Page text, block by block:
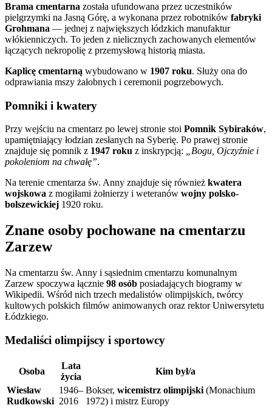
Brama cmentarna została ufundowana przez uczestników
pielgrzymki na Jasną Górę, a wykonana przez robotników fabryki
Grohmana — jednej z największych łódzkich manufaktur
włókienniczych. To jeden z nielicznych zachowanych elementów
łączących nekropolię z przemysłową historią miasta.
Kaplicę cmentarną wybudowano w 1907 roku. Służy ona do
odprawiania mszy żałobnych i ceremonii pogrzebowych.
Pomniki i kwatery
Przy wejściu na cmentarz po lewej stronie stoi Pomnik Sybiraków,
upamiętniający łodzian zesłanych na Syberię. Po prawej stronie
znajduje się pomnik z 1947 roku z inskrypcją:
„Bogu, Ojczyźnie i
pokoleniom na chwałę”.
Na terenie cmentarza św. Anny znajduje się również kwatera
wojskowa z mogiłami żołnierzy i weteranów wojny polsko-
bolszewickiej 1920 roku.
Znane osoby pochowane na cmentarzu
Zarzew
Na cmentarzu św. Anny i sąsiednim cmentarzu komunalnym
Zarzew spoczywa łącznie 98 osób posiadających biogramy w
Wikipedii. Wśród nich trzech medalistów olimpijskich, twórcy
kultowych polskich filmów animowanych oraz rektor Uniwersytetu
Łódzkiego.
Medaliści olimpijscy i sportowcy
Osoba
Lata
życia
Kim był/a
Wiesław
Rudkowski
1946–
2016
Bokser, wicemistrz olimpijski (Monachium
1972) i mistrz Europy